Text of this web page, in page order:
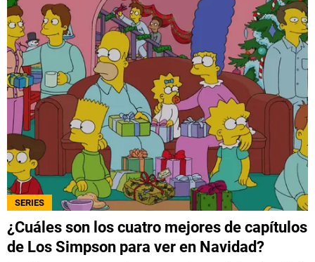
SERIES
¿Cuáles son los cuatro mejores de capítulos
de Los Simpson para ver en Navidad?